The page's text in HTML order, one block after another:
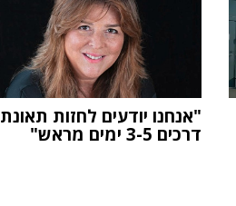
"אנחנו יודעים לחזות תאונת
דרכים 3-5 ימים מראש"